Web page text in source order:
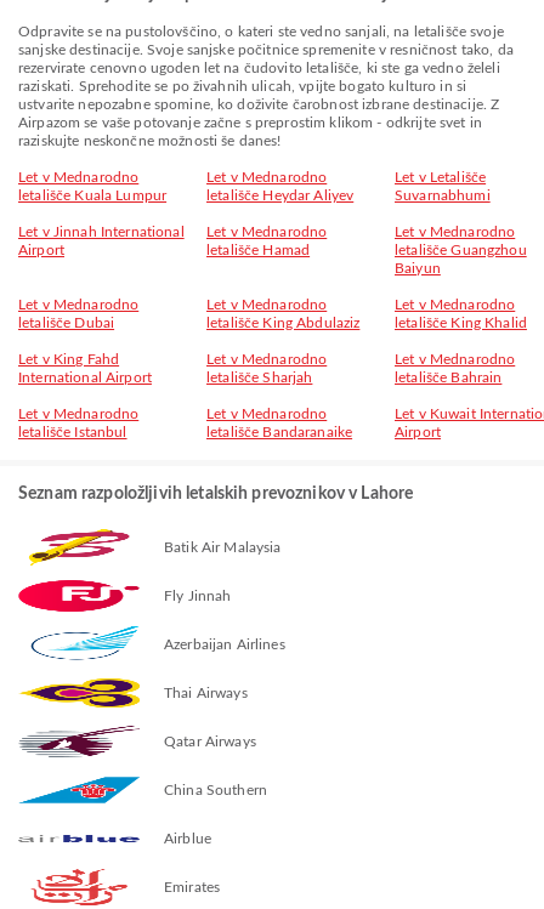
Odpravite se na pustolovščino, o kateri ste vedno sanjali, na letališče svoje
sanjske destinacije. Svoje sanjske počitnice spremenite v resničnost tako, da
rezervirate cenovno ugoden let na čudovito letališče, ki ste ga vedno želeli
raziskati. Sprehodite se po živahnih ulicah, vpijte bogato kulturo in si
ustvarite nepozabne spomine, ko doživite čarobnost izbrane destinacije. Z
Airpazom se vaše potovanje začne s preprostim klikom - odkrijte svet in
raziskujte neskončne možnosti še danes!
Let v Mednarodno
letališče Kuala Lumpur
Let v Mednarodno
letališče Heydar Aliyev
Let v Letališče
Suvarnabhumi
Let v Jinnah International
Airport
Let v Mednarodno
letališče Hamad
Let v Mednarodno
letališče Guangzhou
Baiyun
Let v Mednarodno
letališče Dubai
Let v Mednarodno
letališče King Abdulaziz
Let v Mednarodno
letališče King Khalid
Let v King Fahd
International Airport
Let v Mednarodno
letališče Sharjah
Let v Mednarodno
letališče Bahrain
Let v Mednarodno
letališče Istanbul
Let v Mednarodno
letališče Bandaranaike
Let v Kuwait
Airport
Seznam razpoložljivih letalskih prevoznikov v Lahore
Batik Air Malaysia
Fly Jinnah
Azerbaijan Airlines
Thai Airways
Qatar Airways
China Southern
Airblue
Emirates